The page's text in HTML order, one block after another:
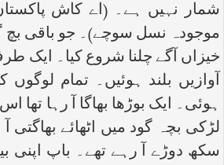
شمار نہیں ہے۔ (اے کاش
موجودہ نسل سوچے)۔ جو باقی بچ
خیزاں آگے چلنا شروع کیا۔ ایک
آوازیں بلند ہوئیں۔ تمام
ہوئی۔ ایک بوڑھا بھاگا آ رہا تھا
لڑکی بچہ گود میں اٹھائے بھاگتی
سکھ دوڑے آ رہے تھے۔ باپ اپنی